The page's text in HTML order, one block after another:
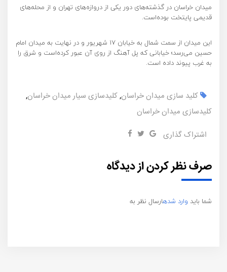
میدان خراسان در گذشته‌های دور یکی از دروازه‌های تهران و از محله‌های
قدیمی پایتخت بوده‌است.
این میدان از سمت شمال به خیابان ۱۷ شهریور و در نهایت به میدان امام
حسین می‌رسد؛ خیابانی که پل آهنگ از روی آن عبور کرده‌است و شرق را
به غرب پیوند داده است.
کلید سازی میدان خراسان,کلیدسازی سیار میدان خراسان,
کلیدسازی میدان خراسان
اشتراک گذاری
صرف نظر کردن از دیدگاه
شما باید وارد شدهارسال نظر به